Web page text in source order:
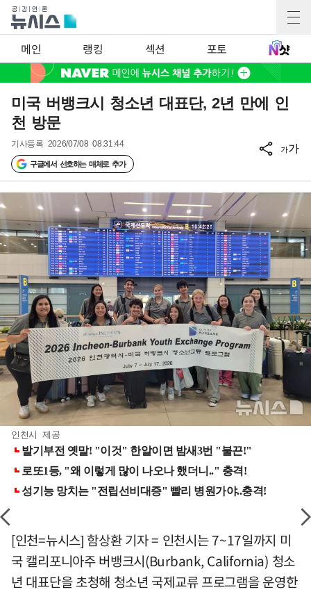
메인 랭킹 섹션 포토
미국 버뱅크시 청소년 대표단, 2년 만에 인
천 방문
기사등록 2026/07/08 08:31:44
구글에서 선호하는 매체로 추가
가가
인천시 제공
[인천=뉴시스] 함상환 기자 = 인천시는 7~17일까지 미
국 캘리포니아주 버뱅크시(Burbank, California) 청소
년 대표단을 초청해 청소년 국제교류 프로그램을 운영한